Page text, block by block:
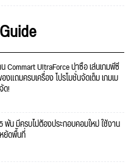
Commart UltraForce น่าซื้อ เล่นเกมพีซี
งแถมครบเครื่อง โปรโมชั่นจัดเต็ม เกมเม
ด!
น มีครบไม่ต้องประกอบคอมใหม่ ใช้งาน
ยัดพื้นที่